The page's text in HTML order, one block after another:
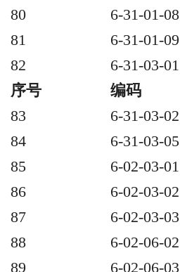
80
6-31-01-08
81
6-31-01-09
82
6-31-03-01
序号
编码
83
6-31-03-02
84
6-31-03-05
85
6-02-03-01
86
6-02-03-02
87
6-02-03-03
88
6-02-06-02
89
6-02-06-03